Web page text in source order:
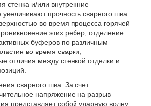
стенка и/или внутренние
прочность сварного шва
во время процесса горячей
этих ребер, отделение
буферов по различным
во время сварки,
отличия между стенкой отделки и
сварного шва. За счет
напряжение на разрыв
представляет собой ударную волну,